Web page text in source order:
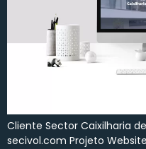
Cliente Sector Caixilharia
secivol.com Projeto